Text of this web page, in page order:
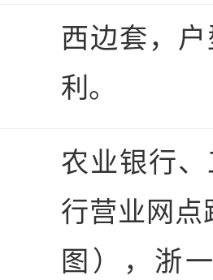
西边套，
利。
农业银行
行营业网点
图），浙